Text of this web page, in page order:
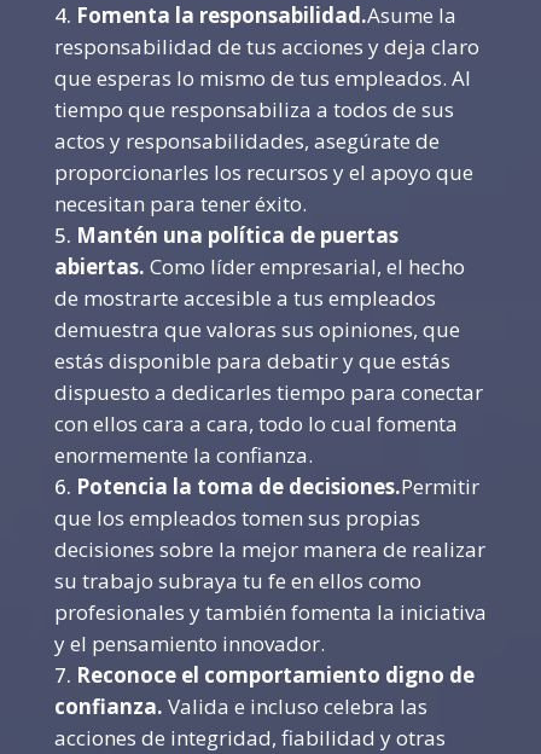
Fomenta la responsabilidad.Asume la
responsabilidad de tus acciones y deja claro
que esperas lo mismo de tus empleados. Al
tiempo que responsabiliza a todos de sus
actos y responsabilidades, asegúrate de
proporcionarles los recursos y el apoyo que
necesitan para tener éxito.
Mantén una política de puertas
abiertas. Como líder empresarial, el hecho
de mostrarte accesible a tus empleados
demuestra que valoras sus opiniones, que
estás disponible para debatir y que estás
dispuesto a dedicarles tiempo para conectar
con ellos cara a cara, todo lo cual fomenta
enormemente la confianza.
Potencia la toma de decisiones.Permitir
que los empleados tomen sus propias
decisiones sobre la mejor manera de realizar
su trabajo subraya tu fe en ellos como
profesionales y también fomenta la iniciativa
y el pensamiento innovador.
Reconoce el comportamiento digno de
confianza. Valida e incluso celebra las
acciones de integridad, fiabilidad y otras